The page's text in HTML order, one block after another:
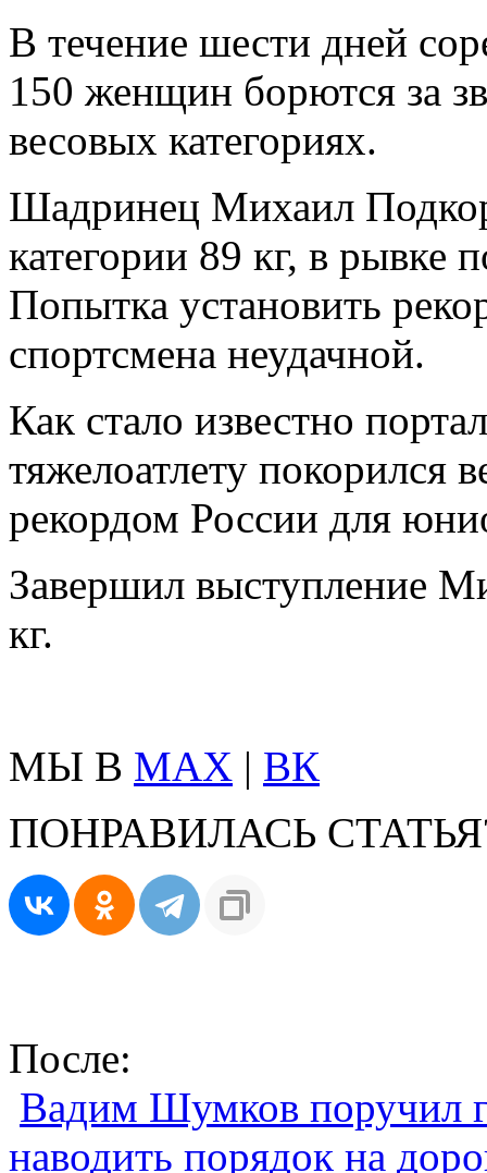
В течение шести дней
150 женщин борются за
весовых категориях.
Шадринец Михаил
категории 89 кг, в рывке
Попытка установить
спортсмена неудачной.
Как стало известно
тяжелоатлету покорился
рекордом России для
Завершил выступление
кг.
МЫ В MAX | ВК
ПОНРАВИЛАСЬ
После:
Вадим Шумков поручил
наводить порядок на